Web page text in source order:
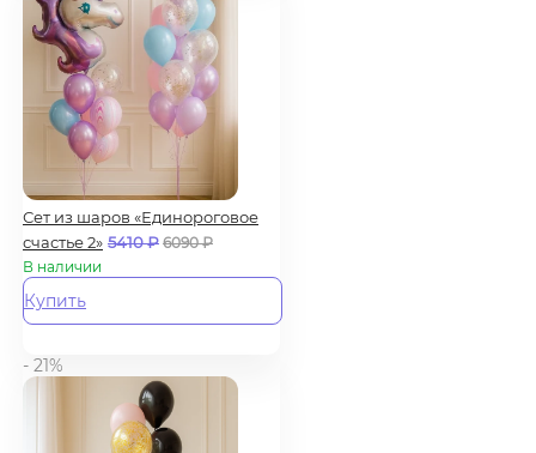
Сет из шаров «Единороговое
счастье 2» 5410₽ 6090₽
В наличии
Купить
- 21%